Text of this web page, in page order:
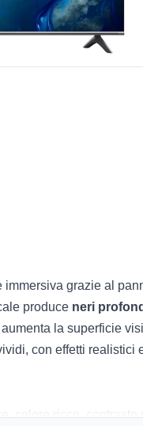
immersiva grazie al
produce neri
la superficie
con effetti realistici
colore ricco, contrasto